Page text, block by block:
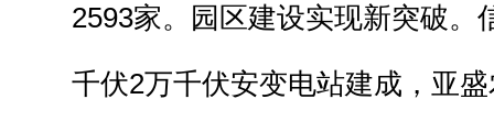
2593家。园区建设实现新突破。
千伏2万千伏安变电站建成，亚